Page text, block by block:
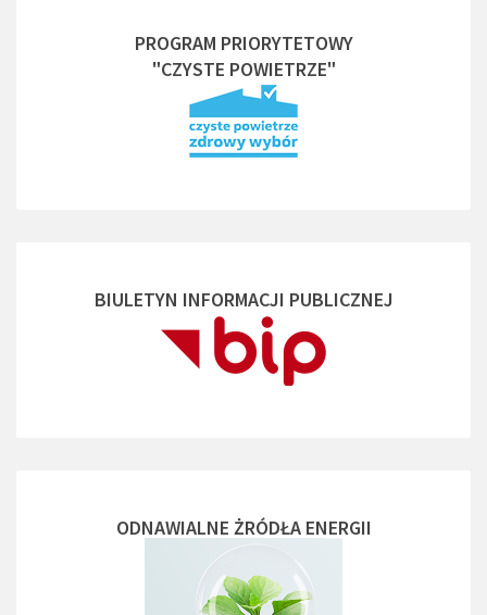
PROGRAM PRIORYTETOWY
"CZYSTE POWIETRZE"
BIULETYN INFORMACJI PUBLICZNEJ
ODNAWIALNE ŻRÓDŁA ENERGII